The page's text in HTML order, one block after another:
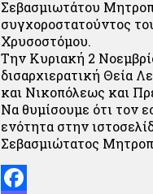
Σεβασμιωτάτου
συγχοροστατούντος
Χρυσοστόμου.
Την Κυριακή 2
δισαρχιερατική Θεία
και Νικοπόλεως και
Να θυμίσουμε ότι τον
ενότητα στην
Σεβασμιώτατος